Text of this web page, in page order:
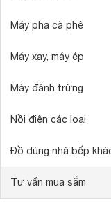
Máy pha cà phê
Máy xay, máy ép
Máy đánh trứng
Nồi điện các loại
Đồ dùng nhà bếp
Tư vấn mua sắm